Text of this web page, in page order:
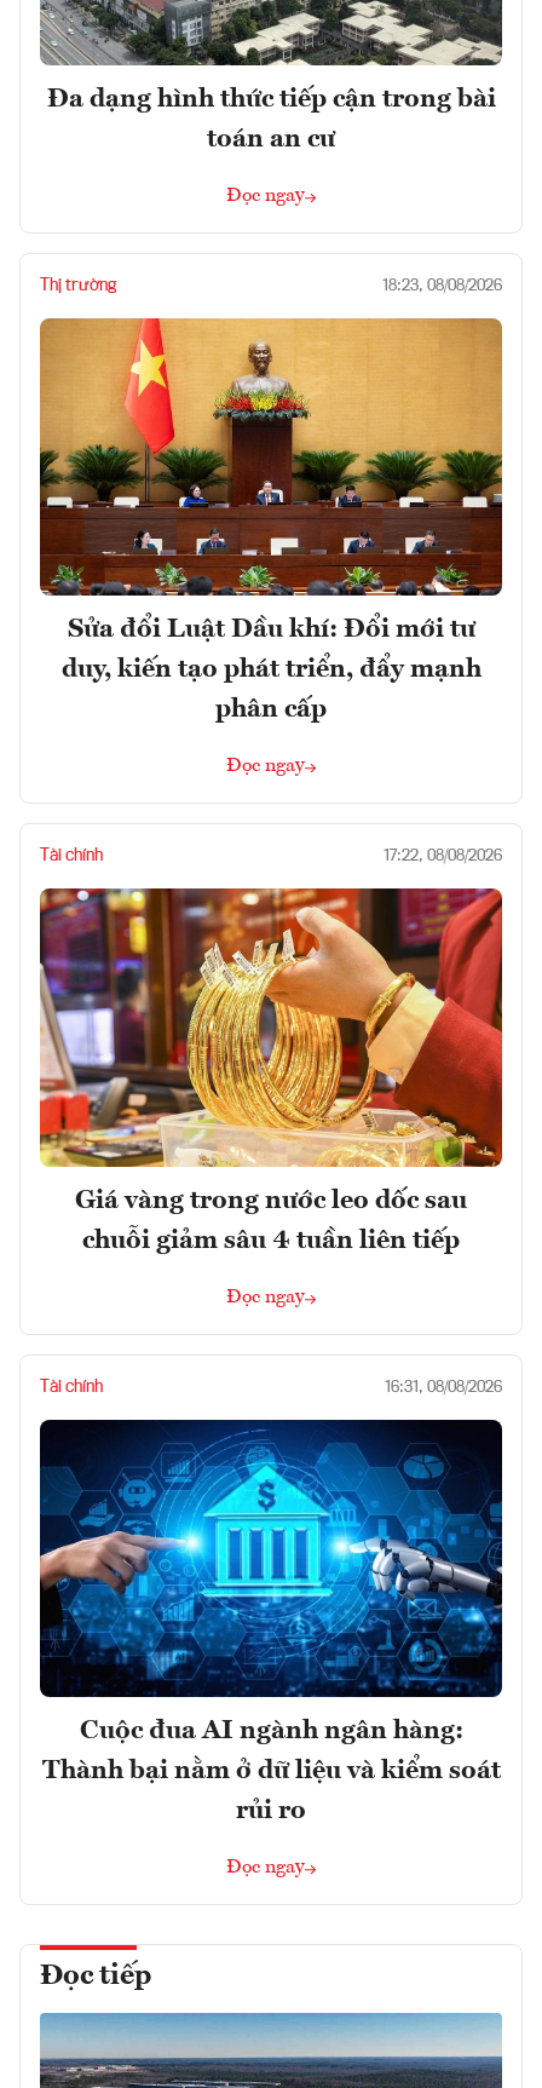
Đa dạng hình thức tiếp cận trong bài
toán an cư
Đọc ngay
Thị trường 18:23, 08/08/2026
Sửa đổi Luật Dầu khí: Đổi mới tư
duy, kiến tạo phát triển, đẩy mạnh
phân cấp
Đọc ngay
Tài chính 17:22, 08/08/2026
Giá vàng trong nước leo dốc sau
chuỗi giảm sâu 4 tuần liên tiếp
Đọc ngay
Tài chính 16:31, 08/08/2026
Cuộc đua AI ngành ngân hàng:
Thành bại nằm ở dữ liệu và kiểm soát
rủi ro
Đọc ngay
Đọc tiếp